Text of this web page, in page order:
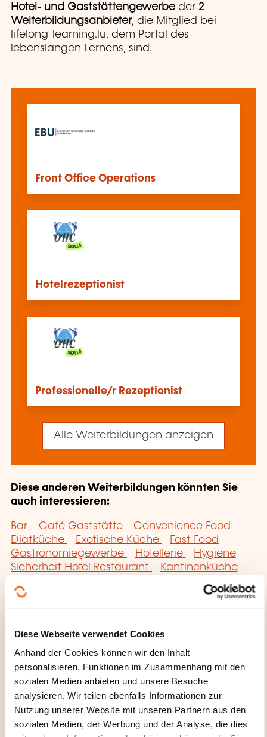
Diese Webseite verwendet Cookies
Anhand der Cookies können wir den Inhalt
personalisieren, Funktionen im Zusammenhang mit den
sozialen Medien anbieten und unsere Besuche
analysieren. Wir teilen ebenfalls Informationen zur
Nutzung unserer Website mit unseren Partnern aus den
sozialen Medien, der Werbung und der Analyse, die dies
Hotel- und Gaststättengewerbeder 2
Weiterbildungsanbieter, die Mitglied bei
lifelong-learning.lu, dem Portal des
lebenslangen Lernens, sind.
Front Office Operations
Hotelrezeptionist
Professionelle/r Rezeptionist
Alle Weiterbildungen anzeigen
Diese anderen Weiterbildungen könnten Sie
auch interessieren:
Bar Café Gaststätte
Convenience Food
Diätküche
Exotische Küche
Fast Food
Gastronomiegewerbe
Hotellerie
Hygiene
Sicherheit Hotel Restaurant
Kantinenküche
Management Hotel Restaurant Bar
Pizzeria
Spezialisierung
Küche
Hier klicken, um zur
Seite der